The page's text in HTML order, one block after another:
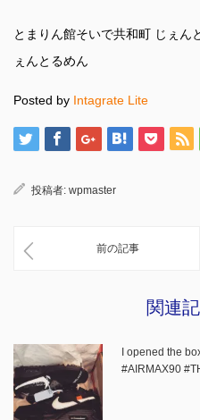
とまりん館そいで共和町 じぇん
ぇんとるめん
Posted by Intagrate Lite
投稿者: wpmaster
前の記事
関連
I opened the
#AIRMAX90